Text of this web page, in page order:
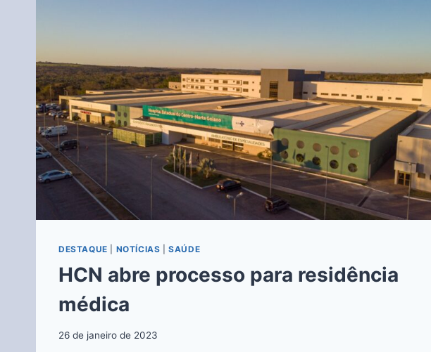
DESTAQUE NOTÍCIAS |SAÚDE
HCN abre processo para residência
médica
26 de janeiro de 2023